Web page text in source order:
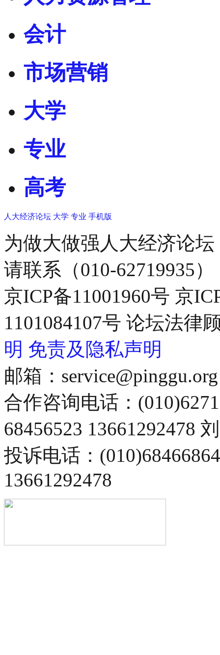
会计
市场营销
大学
专业
高考
人大经济论坛 大学 专业 手机版
为做大做强人大经济论
请联系（010-62719935）
京ICP备11001960号 京
1101084107号 论坛法律
明 免责及隐私声明
邮箱：service@pinggu.org
合作咨询电话：
68456523 13661292478
投诉电话：
13661292478